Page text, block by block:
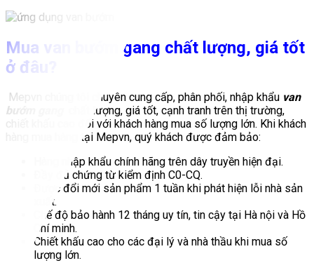
Mua van bướm gang chất lượng, giá tốt
ở đâu?
Mepvn chúng tôi chuyên cung cấp, phân phối, nhập khẩu van
bướm gang
chất lượng, giá tốt, cạnh tranh trên thị trường,
chiết khấu cao đối với khách hàng mua số lượng lớn. Khi khách
hàng mua hàng tại Mepvn, quý khách được đảm bảo:
Hàng nhập khẩu chính hãng trên dây truyền hiện đại.
Đầy đủ chứng từ kiểm định C0-CQ.
Được đổi mới sản phẩm 1 tuần khi phát hiện lỗi nhà sản
xuất.
Chế độ bảo hành 12 tháng uy tín, tin cậy tại Hà nội và Hồ
Chí minh.
Chiết khấu cao cho các đại lý và nhà thầu khi mua số
lượng lớn.